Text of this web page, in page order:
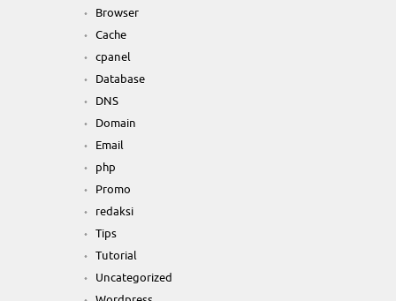
Browser
Cache
cpanel
Database
DNS
Domain
Email
php
Promo
redaksi
Tips
Tutorial
Uncategorized